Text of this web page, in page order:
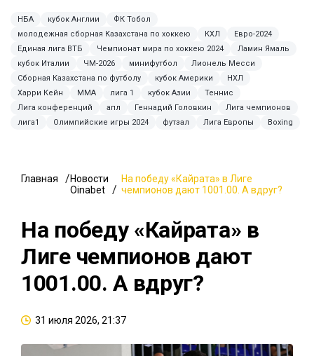
НБА кубок Англии
ФК Тобол
молодежная сборная Казахстана по хоккею
КХЛ
Евро-2024
Единая лига ВТБ
Чемпионат мира по хоккею 2024
Ламин Ямаль
кубок Италии
ЧМ-2026 минифутбол
Лионель Месси
Сборная Казахстана по футболу
кубок Америки
НХЛ
Харри Кейн
MMA лига 1 кубок Азии
Теннис
Лига конференций
апл Геннадий Головкин
Лига чемпионов
лига1
Олимпийские игры 2024 футзал Лига Европы Boxing
Главная
Новости
Oinabet
На победу «Кайрата» в Лиге
чемпионов дают 1001.00. А вдруг?
На победу «Кайрата» в
Лиге чемпионов дают
1001.00. А вдруг?
31 июля 2026, 21:37